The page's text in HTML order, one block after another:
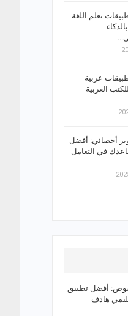
5 تطبيقات تعلم اللغة
4 تطبيقات عربية
العربية
أخصائي: أفضل
في التعامل
أفضل تطبيق
هادف